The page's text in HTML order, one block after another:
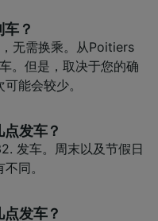
？
无需换乘。从Poitiers
。但是，取决于您的确
能会较少。
发车？
发车。周末以及节假日
同。
发车？